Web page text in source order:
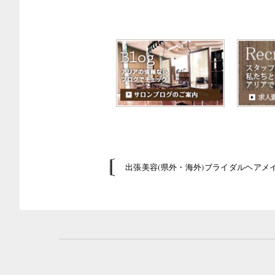
出張美容(県外・海外)ブライダルヘアメ